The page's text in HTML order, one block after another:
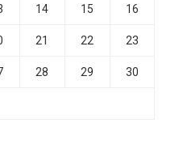
14 15 16
21 22 23
28 29 30